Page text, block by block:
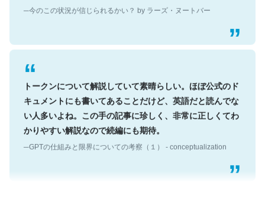
トークンについて解説していて素晴らしい。ほぼ公式のド
キュメントにも書いてあることだけど、英語だと読んでな
い人多いよね。この手の記事に珍しく、非常に正しくてわ
かりやすい解説なので続編にも期待。